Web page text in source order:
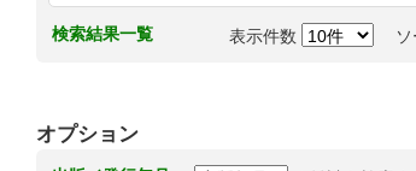
検索結果一覧 表示件数
オプション